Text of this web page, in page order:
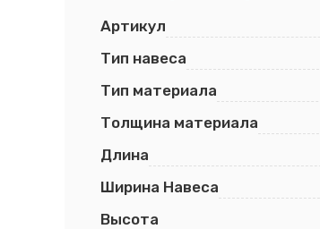
Артикул
Тип навеса
Тип материала
Толщина материала
Длина
Ширина Навеса
Высота